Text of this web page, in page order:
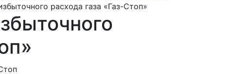
расхода газа «Газ-Стоп»